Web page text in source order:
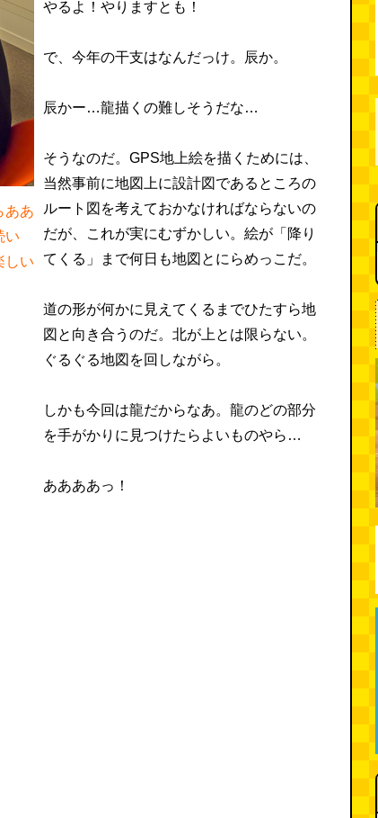
ああ
い
しい
やるよ！やりますとも！
で、今年の干支はなんだっけ。辰か。
辰かー…龍描くの難しそうだな…
そうなのだ。GPS地上絵を描くためには、
当然事前に地図上に設計図であるところの
ルート図を考えておかなければならないの
だが、これが実にむずかしい。絵が「降り
てくる」まで何日も地図とにらめっこだ。
道の形が何かに見えてくるまでひたすら地
図と向き合うのだ。北が上とは限らない。
ぐるぐる地図を回しながら。
しかも今回は龍だからなあ。龍のどの部分
を手がかりに見つけたらよいものやら…
ああああっ！